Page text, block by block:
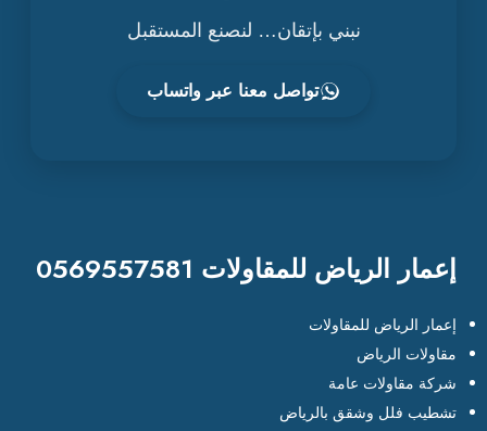
نبني بإتقان… لنصنع المستقبل
تواصل معنا عبر واتساب
إعمار الرياض للمقاولات 0569557581
إعمار الرياض للمقاولات
مقاولات الرياض
شركة مقاولات عامة
تشطيب فلل وشقق بالرياض